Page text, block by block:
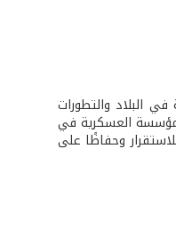
البلاد والتطورات
العسكرية في
وحفاظًا على